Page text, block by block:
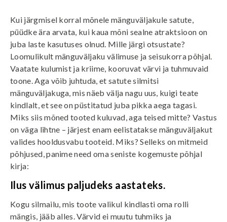
Kui järgmisel korral mõnele mänguväljakule satute,
püüdke ära arvata, kui kaua mõni sealne atraktsioon on
juba laste kasutuses olnud. Mille järgi otsustate?
Loomulikult mänguväljaku välimuse ja seisukorra põhjal.
Vaatate kulumist ja kriime, kooruvat värvi ja tuhmuvaid
toone. Aga võib juhtuda, et satute silmitsi
mänguväljakuga, mis näeb välja nagu uus, kuigi teate
kindlalt, et see on püstitatud juba pikka aega tagasi.
Miks siis mõned tooted kuluvad, aga teised mitte? Vastus
on väga lihtne – järjest enam eelistatakse mänguväljakut
valides hooldusvabu tooteid. Miks? Selleks on mitmeid
põhjused, panime need oma seniste kogemuste põhjal
kirja:
Ilus välimus paljudeks aastateks.
Kogu silmailu, mis toote valikul kindlasti oma rolli
mängis, jääb alles. Värvid ei muutu tuhmiks ja